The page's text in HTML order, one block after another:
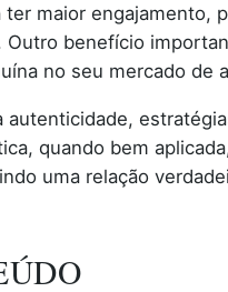
maior engajamento,
Outro benefício
no seu mercado de
autenticidade,
quando bem
uma relação